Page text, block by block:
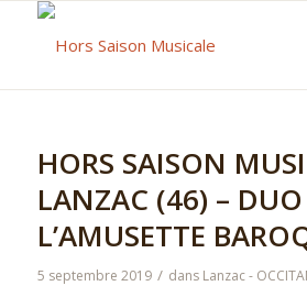
HORS SAISON
LANZAC (46) – DUO
L’AMUSETTE
5 septembre 2019 / dans Lanzac -